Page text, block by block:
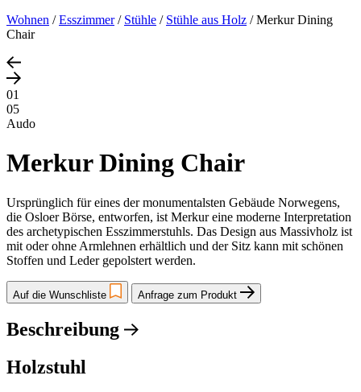
Wohnen /Esszimmer/ Stühle / Stühle aus Holz /Merkur Dining
Chair
01
05
Audo
Merkur Dining Chair
Ursprünglich für eines der monumentalsten Gebäude Norwegens,
die Osloer Börse, entworfen, ist Merkur eine moderne Interpretation
des archetypischen Esszimmerstuhls. Das Design aus Massivholz ist
mit oder ohne Armlehnen erhältlich und der Sitz kann mit schönen
Stoffen und Leder gepolstert werden.
Auf die Wunschliste Anfrage zum Produkt
Beschreibung
Holzstuhl